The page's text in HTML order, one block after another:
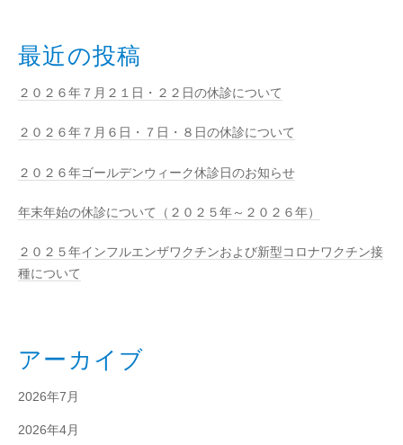
最近の投稿
２０２６年７月２１日・２２日の休診について
２０２６年７月６日・７日・８日の休診について
２０２６年ゴールデンウィーク休診日のお知らせ
年末年始の休診について（２０２５年～２０２６年）
２０２５年インフルエンザワクチンおよび新型コロナワクチン接
種について
アーカイブ
2026年7月
2026年4月